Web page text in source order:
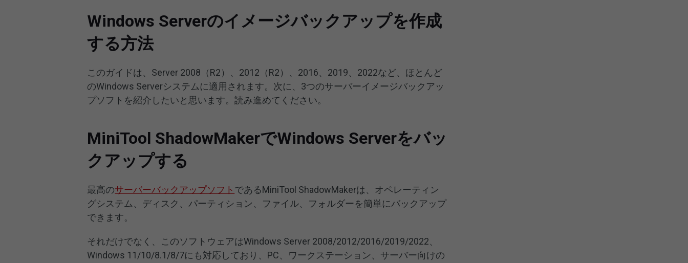
Windows Serverのイメージバックアップを作成
する方法
このガイドは、Server 2008（R2）、2012（R2）、2016、2019、2022など、ほとんど
のWindows Serverシステムに適用されます。次に、3つのサーバーイメージバックアッ
プソフトを紹介したいと思います。読み進めてください。
MiniTool ShadowMakerでWindows Serverをバッ
クアップする
最高のサーバーバックアップソフト であるMiniTool ShadowMakerは、オペレーティン
グシステム、ディスク、パーティション、ファイル、フォルダーを簡単にバックアップ
できます。
それだけでなく、このソフトウェアはWindows Server 2008/2012/2016/2019/2022、
Windows 11/10/8.1/8/7にも対応しており、PC、ワークステーション、サーバー向けの